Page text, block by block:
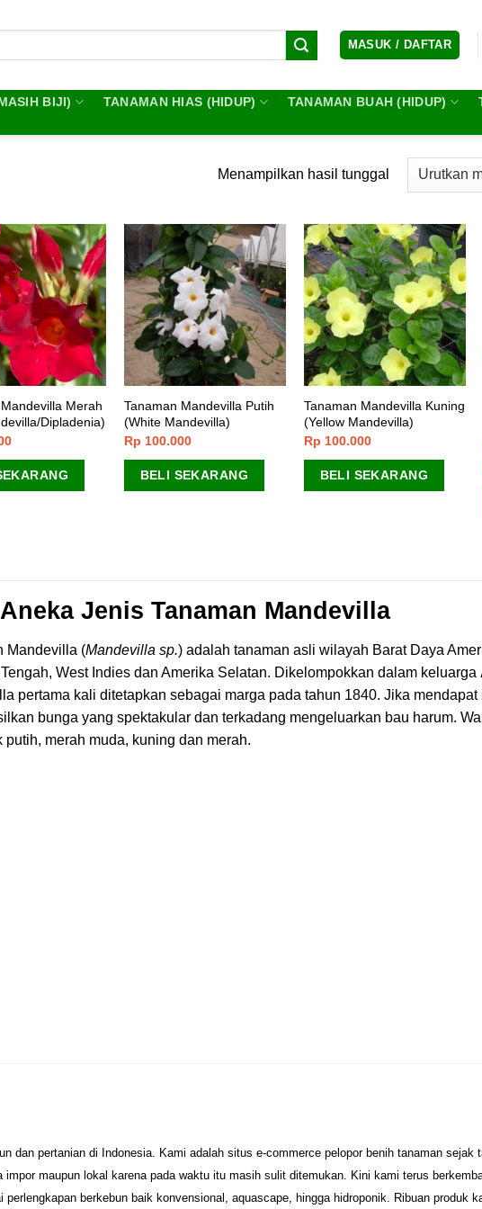
MASUK / DAFTAR
BIJI) TANAMAN HIAS (HIDUP) TANAMAN BUAH (HIDUP)
Menampilkan hasil tunggal
Merah
Dipladenia)
Tanaman Mandevilla Putih
(White Mandevilla)
Rp 100.000
BELI SEKARANG
Tanaman Mandevilla Kuning
(Yellow Mandevilla)
Rp 100.000
BELI SEKARANG
Jenis Tanaman Mandevilla
Mandevilla (Mandevilla sp.) adalah tanaman asli wilayah Barat Daya
West Indies dan Amerika Selatan. Dikelompokkan dalam keluarga
pertama kali ditetapkan sebagai marga pada tahun 1840. Jika
bunga yang spektakular dan terkadang mengeluarkan bau harum.
putih, merah muda, kuning dan merah.
dan pertanian di Indonesia. Kami adalah situs e-commerce pelopor benih tanaman sejak
maupun lokal karena pada waktu itu masih sulit ditemukan. Kini kami terus
berkebun baik konvensional, aquascape, hingga hidroponik. Ribuan produk